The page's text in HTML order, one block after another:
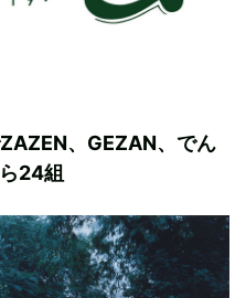
、GEZAN、でん
24組